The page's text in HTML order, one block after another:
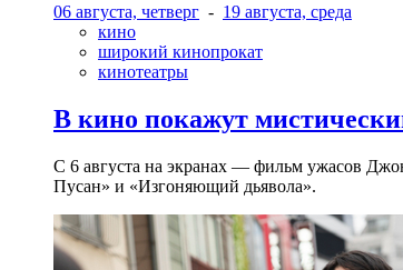
06 августа, четверг - 19 августа, среда
кино
широкий кинопрокат
кинотеатры
В кино покажут
С 6 августа на экранах — фильм ужасов
Пусан» и «Изгоняющий дьявола».